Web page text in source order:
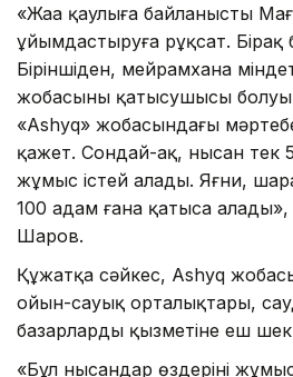
«Жаңа қаулыға байланысты
ұйымдастыруға рұқсат. Бірақ
Біріншіден, мейрамхана
жобасының қатысушысы болуы
«Ashyq» жобасындағы
қажет. Сондай-ақ, нысан тек
жұмыс істей алады. Яғни,
100 адам ғана қатыса
Шаров.
Құжатқа сәйкес, Ashyq
ойын-сауық орталықтары,
базарлардың қызметіне еш
«Бұл нысандар өздерінің